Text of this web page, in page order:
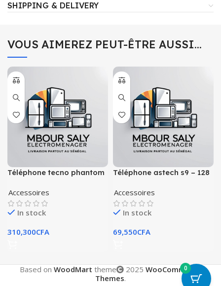
SHIPPING & DELIVERY
VOUS AIMEREZ PEUT-ÊTRE AUSSI…
Téléphone tecno phantom
Accessoires
In stock
310,300CFA
Téléphone astech s9 – 128
Accessoires
In stock
69,550CFA
Based on WoodMart theme 2025 WooCommerce
Themes.
0